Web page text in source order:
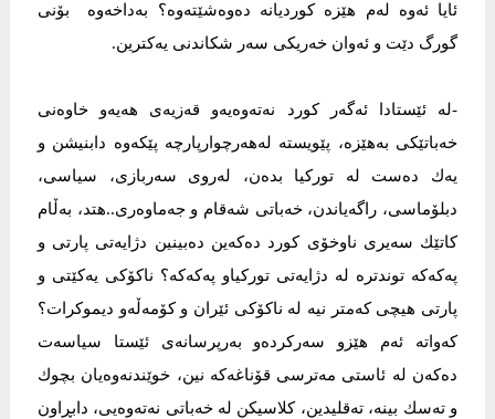
ئایا ئەوە لەم هێزە كوردیانە دەوەشێتەوە؟ بەداخەوە بۆنی
گورگ دێت و ئەوان خەریكی سەر شكاندنی یەكترین.
-لە ئێستادا ئەگەر كورد نەتەوەیەو قەزیەی هەیەو خاوەنی
خەباتێكی بەهێزە، پێویستە لەهەرچوارپارچە پێكەوە دابنیشن و
یەك دەست لە توركیا بدەن، لەروی سەربازی، سیاسی،
دبلۆماسی، راگەیاندن، خەباتی شەقام و جەماوەری..هتد، بەڵام
كاتێك سەیری ناوخۆی كورد دەكەین دەبینین دژایەتی پارتی و
پەكەكە توندترە لە دژایەتی توركیاو پەكەكە؟ ناكۆكی یەكێتی و
پارتی هیچی كەمتر نیە لە ناكۆكی ئێران و كۆمەڵەو دیموكرات؟
كەواتە ئەم هێزو سەركردەو بەرپرسانەی ئێستا سیاسەت
دەكەن لە ئاستی مەترسی قۆناغەكە نین، خوێندنەوەیان بچوك
و تەسك بینە، تەقلیدین، كلاسیكن لە خەباتی نەتەوەیی، دابڕاون